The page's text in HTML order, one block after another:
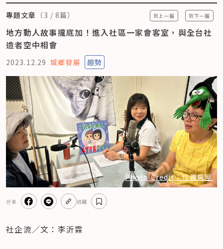
專題文章 （3 /8篇） 到上一篇 到下一篇
地方動人故事攏底加！進入社區一家會客室，與全台社
造者空中相會
2023.12.29 城鄉發展 趨勢
Photo Credit：信義房屋
分享 收藏
社企流／文：李沂霖